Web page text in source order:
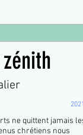
2021
ne quittent jamais
chrétiens nous